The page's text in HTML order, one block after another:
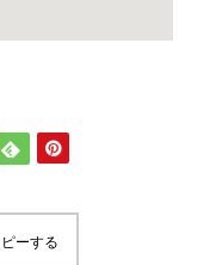
ーする